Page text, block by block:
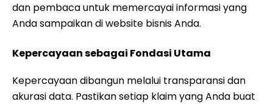
dan pembaca untuk memercayai informasi yang
Anda sampaikan di website bisnis Anda.
Kepercayaan sebagai Fondasi Utama
Kepercayaan dibangun melalui transparansi dan
akurasi data. Pastikan setiap klaim yang Anda buat